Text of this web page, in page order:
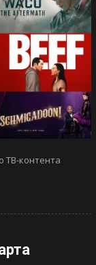
ТВ-контента